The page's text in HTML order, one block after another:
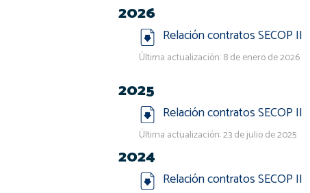
2026
Relación contratos SECOP II
Última actualización: 8 de enero de 2026
2025
Relación contratos SECOP II
Última actualización: 23 de julio de 2025
2024
Relación contratos SECOP II